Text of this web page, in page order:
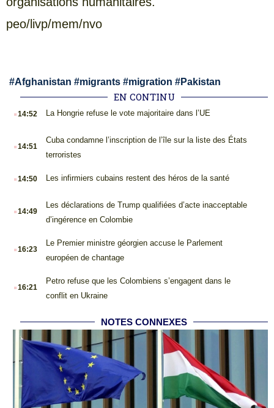
peo/livp/mem/nvo
#Afghanistan #migrants #migration #Pakistan
EN CONTINU
.14:52 La Hongrie refuse le vote majoritaire dans l’UE
.14:51
Cuba condamne l’inscription de l’île sur la liste des États
terroristes
.14:50 Les infirmiers cubains restent des héros de la santé
.14:49
Les déclarations de Trump qualifiées d’acte inacceptable
d’ingérence en Colombie
.16:23
Le Premier ministre géorgien accuse le Parlement
européen de chantage
.16:21
Petro refuse que les Colombiens s’engagent dans le
conflit en Ukraine
NOTES CONNEXES